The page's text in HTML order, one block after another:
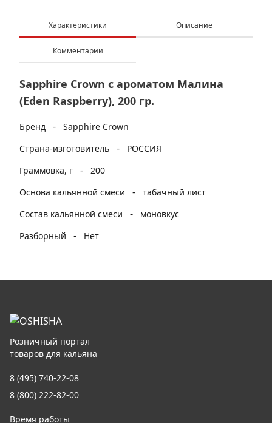
Характеристики Описание
Комментарии
Sapphire Crown с ароматом Малина
(Eden Raspberry), 200 гр.
Бренд - Sapphire Crown
Страна-изготовитель
-
РОССИЯ
Граммовка, г
- 200
Основа кальянной смеси
- табачный лист
Состав кальянной смеси
-
моновкус
Разборный
- Нет
Розничный портал
товаров для кальяна
8 (495) 740-22-08
8 (800) 222-82-00
Время работы